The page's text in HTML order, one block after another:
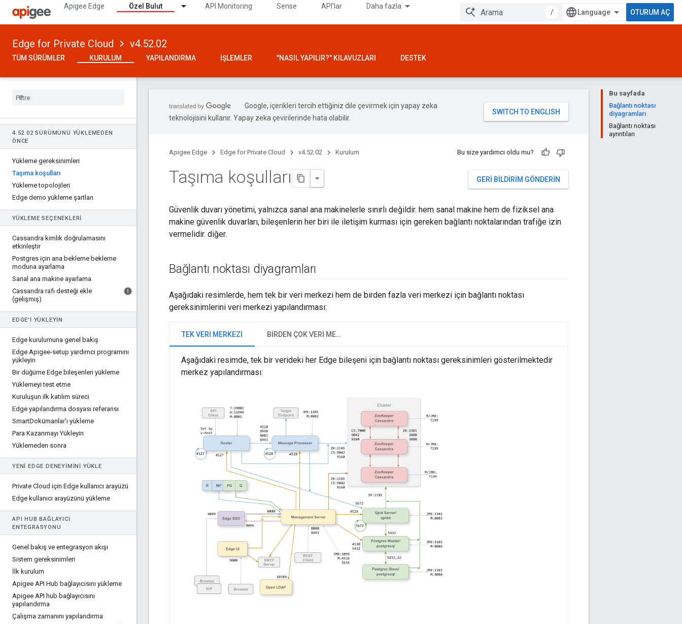
Apigee Edge Özel Bulut API Monitoring Sense API'lar Daha fazla
/ OTURUM AÇ
Edge for Private Cloud v4.52.02
TÜM SÜRÜMLER KURULUM YAPILANDIRMA İŞLEMLER "NASIL YAPILIR?" KILAVUZLARI DESTEK
4. 52.02 SÜRÜMÜNÜ YÜKLEMEDEN
ÖNCE
Yükleme gereksinimleri
Taşıma koşulları
Yükleme topolojileri
Edge demo yükleme şartları
YÜKLEME SEÇENEKLERI
Cassandra kimlik doğrulamasını
etkinleştir
Postgres için ana bekleme bekleme
moduna ayarlama
Sanal ana makine ayarlama
Cassandra rafı desteği ekle
(gelişmiş)
EDGE'I YÜKLEYIN
Edge kurulumuna genel bakış
Edge Apigee-setup yardımcı programını
yükleyin
Bir düğüme Edge bileşenleri yükleme
Yüklemeyi test etme
Kuruluşun ilk katılım süreci
Edge yapılandırma dosyası referansı
SmartDokümanlar'ı yükleme
Para Kazanmayı Yükleyin
Yüklemeden sonra
YENI EDGE DENEYIMINI YÜKLE
Private Cloud için Edge kullanıcı arayüzü
Edge kullanıcı arayüzünü yükleme
API HUB BAĞLAYICI
ENTEGRASYONU
Genel bakış ve entegrasyon akışı
Sistem gereksinimleri
İlk kurulum
Apigee API Hub bağlayıcısını yükleme
Apigee API hub bağlayıcısını
yapılandırma
Çalışma zamanını yapılandırma
Bu sayfada
Bağlantı noktası
diyagramları
Bağlantı noktası
ayrıntıları
Google, içerikleri tercih ettiğiniz dile çevirmek için yapay zeka
teknolojisini kullanır. Yapay zeka çevirilerinde hata olabilir.
Apigee Edge Edge for Private Cloud v4.52.02 Kurulum Bu size yardımcı oldu mu?
GERI BILDIRIM GÖNDERIN
Taşıma koşulları
Güvenlik duvarı yönetimi, yalnızca sanal ana makinelerle sınırlı değildir. hem sanal makine hem de fiziksel ana
makine güvenlik duvarları, bileşenlerin her biri ile iletişim kurması için gereken bağlantı noktalarından trafiğe izin
vermelidir. diğer.
Bağlantı noktası diyagramları
Aşağıdaki resimlerde, hem tek bir veri merkezi hem de birden fazla veri merkezi için bağlantı noktası
gereksinimlerini veri merkezi yapılandırması:
TEK VERI MERKEZI BIRDEN ÇOK VERI MERKEZI
Aşağıdaki resimde, tek bir verideki her Edge bileşeni için bağlantı noktası gereksinimleri gösterilmektedir
merkez yapılandırması: